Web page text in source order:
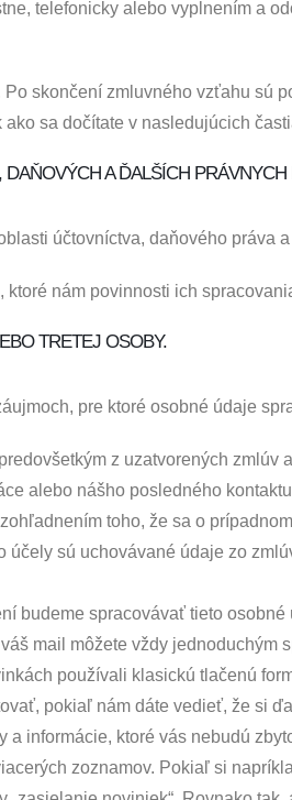
telefonicky alebo vyplnením a
skončení zmluvného vzťahu sú
sa dočítate v nasledujúcich
A ĎALŠÍCH PRÁVNYCH
účtovníctva, daňového práva
nám povinnosti ich
TRETEJ OSOBY.
pre ktoré osobné údaje
z uzatvorených zmlúv
alebo nášho posledného
toho, že sa o
sú uchovávané údaje zo
budeme spracovávať tieto osobné
mail môžete vždy jednoduchým
používali klasickú tlačenú
pokiaľ nám dáte vedieť, že si
informácie, ktoré vás nebudú
zoznamov. Pokiaľ si